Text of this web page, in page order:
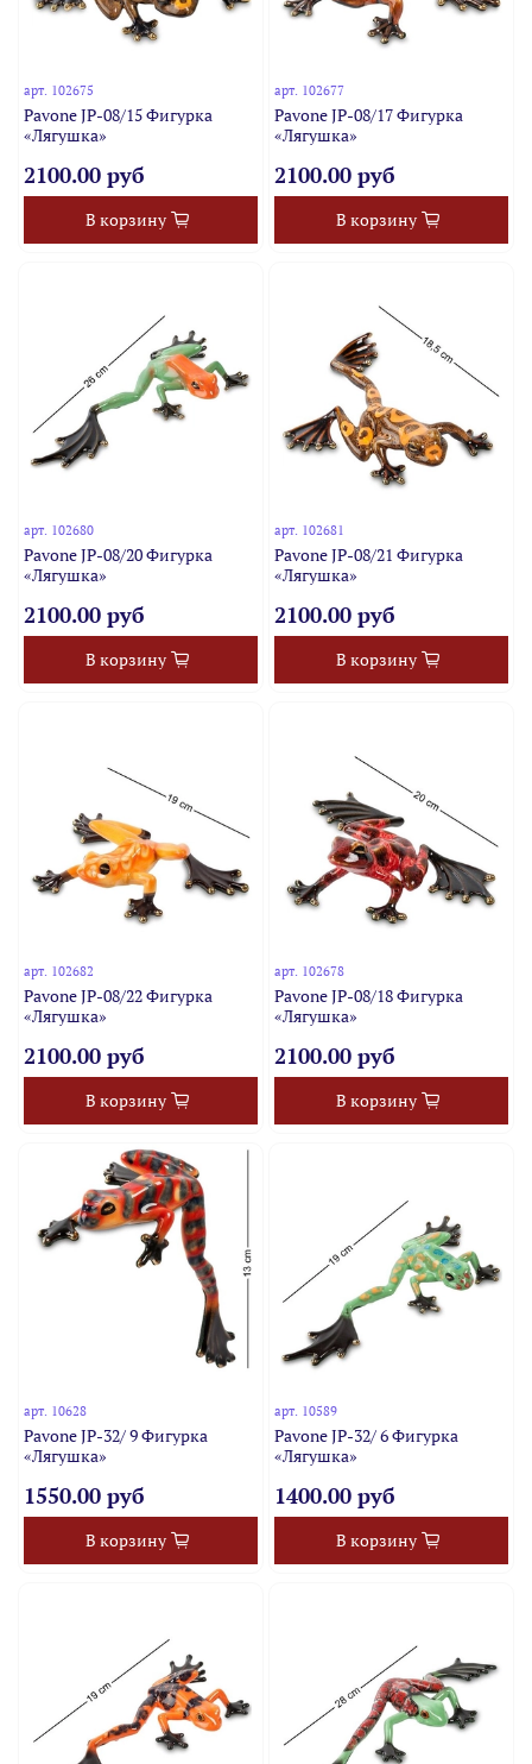
арт. 102675
Pavone JP-08/15 Фигурка
«Лягушка»
2100.00 руб
В корзину
арт. 102677
Pavone JP-08/17 Фигурка
«Лягушка»
2100.00 руб
В корзину
арт. 102680
Pavone JP-08/20 Фигурка
«Лягушка»
2100.00 руб
В корзину
арт. 102681
Pavone JP-08/21 Фигурка
«Лягушка»
2100.00 руб
В корзину
арт. 102682
Pavone JP-08/22 Фигурка
«Лягушка»
2100.00 руб
В корзину
арт. 102678
Pavone JP-08/18 Фигурка
«Лягушка»
2100.00 руб
В корзину
арт. 10628
Pavone JP-32/ 9 Фигурка
«Лягушка»
1550.00 руб
В корзину
арт. 10589
Pavone JP-32/ 6 Фигурка
«Лягушка»
1400.00 руб
В корзину